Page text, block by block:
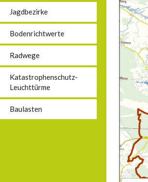
Jagdbezirke
Bodenrichtwerte
Radwege
Katastrophenschutz-
Leuchttürme
Baulasten